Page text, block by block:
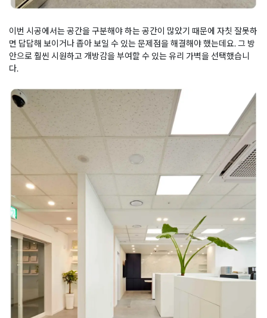
이번 시공에서는 공간을 구분해야 하는 공간이 많았기 때문에 자칫 잘못하
면 답답해 보이거나 좁아 보일 수 있는 문제점을 해결해야 했는데요. 그 방
안으로 훨씬 시원하고 개방감을 부여할 수 있는 유리 가벽을 선택했습니
다.